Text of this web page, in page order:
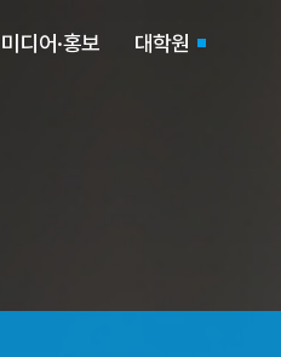
미디어·홍보 대학원